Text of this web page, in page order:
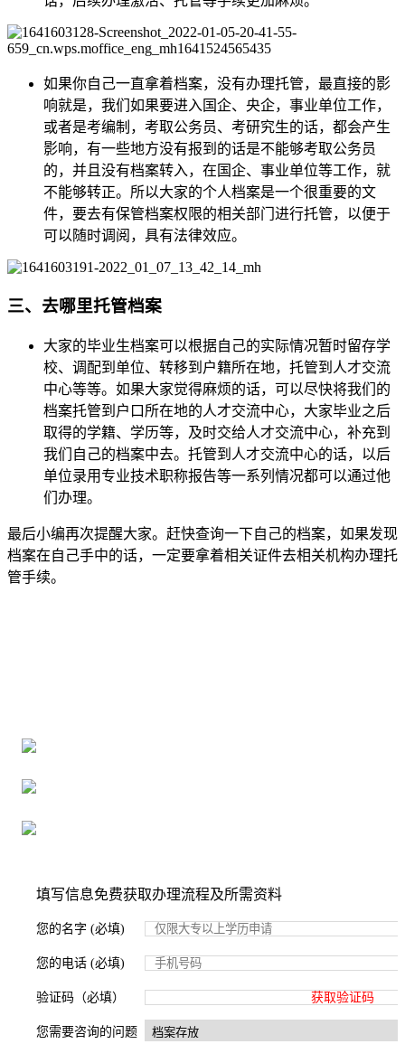
如果你自己一直拿着档案，没有办理托管，最直接的影
响就是，我们如果要进入国企、央企，事业单位工作，
或者是考编制，考取公务员、考研究生的话，都会产生
影响，有一些地方没有报到的话是不能够考取公务员
的，并且没有档案转入，在国企、事业单位等工作，就
不能够转正。所以大家的个人档案是一个很重要的文
件，要去有保管档案权限的相关部门进行托管，以便于
可以随时调阅，具有法律效应。
三、去哪里托管档案
大家的毕业生档案可以根据自己的实际情况暂时留存学
校、调配到单位、转移到户籍所在地，托管到人才交流
中心等等。如果大家觉得麻烦的话，可以尽快将我们的
档案托管到户口所在地的人才交流中心，大家毕业之后
取得的学籍、学历等，及时交给人才交流中心，补充到
我们自己的档案中去。托管到人才交流中心的话，以后
单位录用专业技术职称报告等一系列情况都可以通过他
们办理。
最后小编再次提醒大家。赶快查询一下自己的档案，如果发现
档案在自己手中的话，一定要拿着相关证件去相关机构办理托
管手续。
填写信息免费获取办理流程及所需资料
您的名字 (必填)
您的电话 (必填)
验证码（必填） 获取验证码
您需要咨询的问题